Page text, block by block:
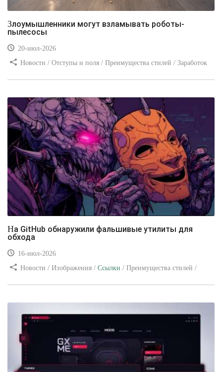
Злоумышленники могут взламывать роботы-
пылесосы
20-июл-2026
Новости / Отступы и поля / Преимущества стилей / Заработок
На GitHub обнаружили фальшивые утилиты для
обхода
16-июл-2026
Новости / Изображения / Ссылки / Преимущества стилей /